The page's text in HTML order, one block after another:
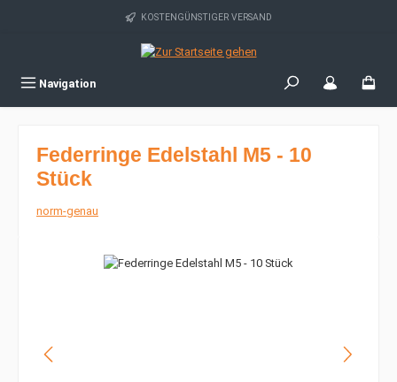
Zum Hauptinhalt springen KOSTENGÜNSTIGER VERSAND
Navigation
Federringe Edelstahl M5 - 10
Stück
norm-genau
Bildergalerie überspringen